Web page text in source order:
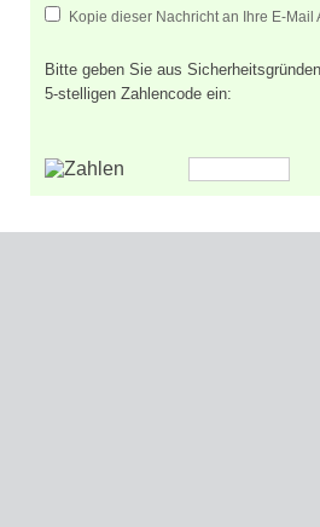
Kopie dieser Nachricht an Ihre E-Mail
Bitte geben Sie aus
5-stelligen Zahlencode ein: